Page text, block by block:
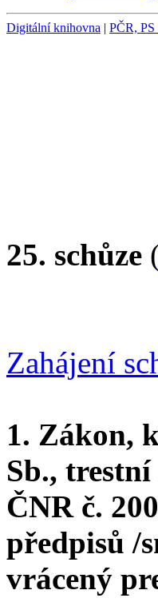
Digitální knihovna | PČR,
25. schůze
Zahájení
1. Zákon,
Sb.,
ČNR č.
předpisů /
vrácený